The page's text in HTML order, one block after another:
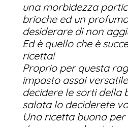
una morbidezza
brioche ed un
desiderare di non
Ed è quello che è
ricetta!
Proprio per questa
impasto assai
decidere le sorti della
salata lo deciderete
Una ricetta buona